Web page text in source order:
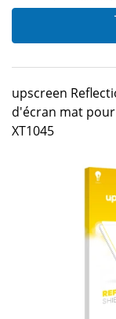
upscreen
d'écran mat pour
XT1045